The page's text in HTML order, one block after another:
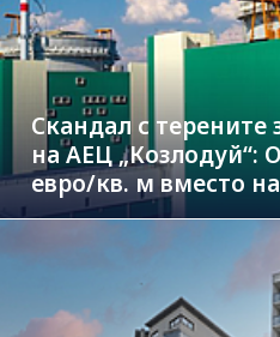
Скандал с терените
на АЕЦ „Козлодуй“:
евро/кв. м вместо